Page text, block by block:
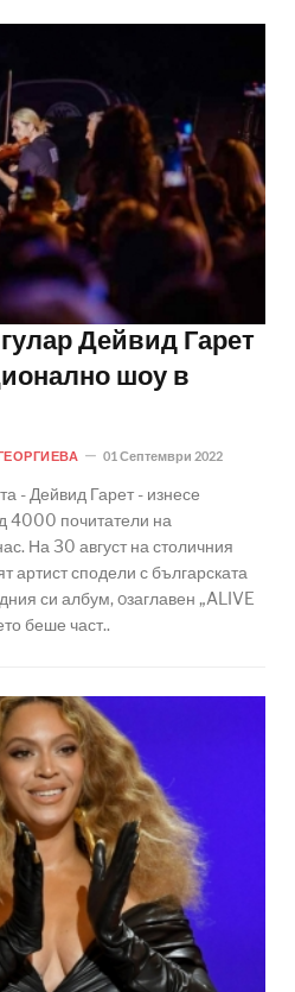
Дейвид Гарет
шоу в
01 Септември 2022
- Дейвид Гарет - изнесе
4000 почитатели на
На 30 август на столичния
артист сподели с българската
си албум, oзаглавен „ALIVE
беше част..